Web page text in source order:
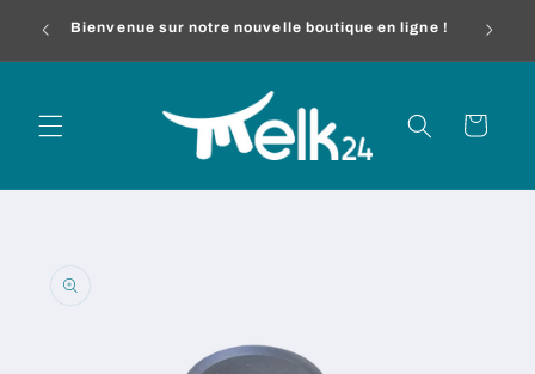
passerBienvenue sur notre nouvelle boutique en ligne !
Panier
informations
produits